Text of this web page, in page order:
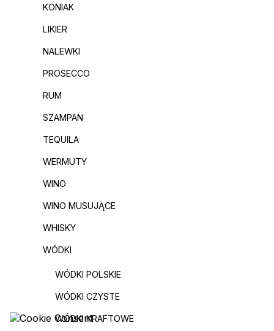
KONIAK
LIKIER
NALEWKI
PROSECCO
RUM
SZAMPAN
TEQUILA
WERMUTY
WINO
WINO MUSUJĄCE
WHISKY
WÓDKI
WÓDKI POLSKIE
WÓDKI CZYSTE
WÓDKI KRAFTOWE